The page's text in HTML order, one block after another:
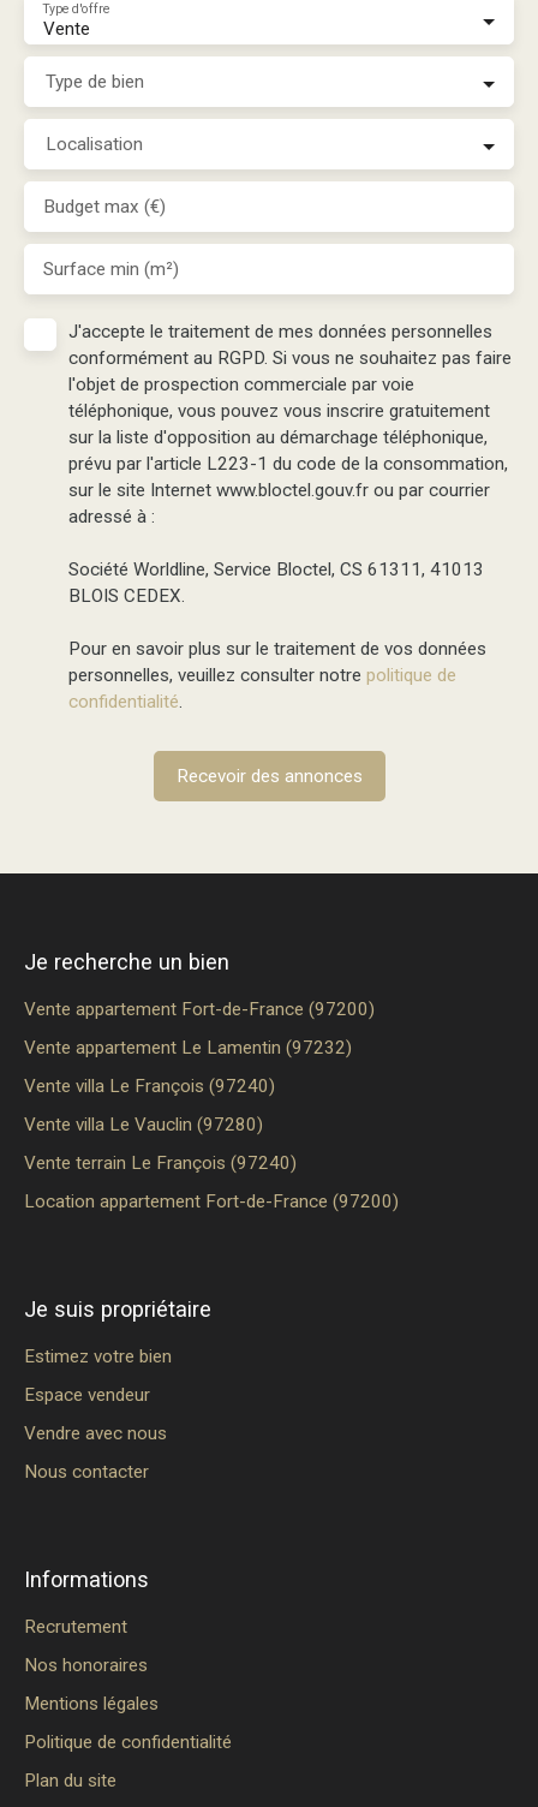
Vente
Type d'offre
Type de bien
Localisation
Budget max (€)
Surface min (m²)
J'accepte le traitement de mes données personnelles
conformément au RGPD. Si vous ne souhaitez pas faire
l'objet de prospection commerciale par voie
téléphonique, vous pouvez vous inscrire gratuitement
sur la liste d'opposition au démarchage téléphonique,
prévu par l'article L223-1 du code de la consommation,
sur le site Internet www.bloctel.gouv.fr ou par courrier
adressé à :
Société Worldline, Service Bloctel, CS 61311, 41013
BLOIS CEDEX.
Pour en savoir plus sur le traitement de vos données
personnelles, veuillez consulter notre politique de
confidentialité.
Recevoir des annonces
Je recherche un bien
Vente appartement Fort-de-France (97200)
Vente appartement Le Lamentin (97232)
Vente villa Le François (97240)
Vente villa Le Vauclin (97280)
Vente terrain Le François (97240)
Location appartement Fort-de-France (97200)
Je suis propriétaire
Estimez votre bien
Espace vendeur
Vendre avec nous
Nous contacter
Informations
Recrutement
Nos honoraires
Mentions légales
Politique de confidentialité
Plan du site